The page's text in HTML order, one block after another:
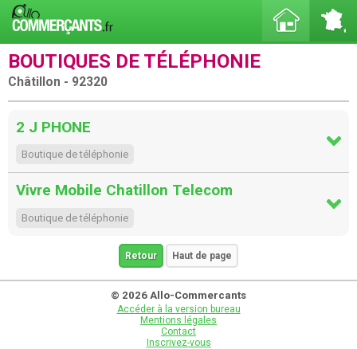
BOUTIQUES DE TÉLÉPHONIE
Châtillon - 92320
2 J PHONE
Boutique de téléphonie
Vivre Mobile Chatillon Telecom
Boutique de téléphonie
Retour Haut de page
© 2026 Allo-Commercants
Accéder à la version bureau
Mentions légales
Contact
Inscrivez-vous